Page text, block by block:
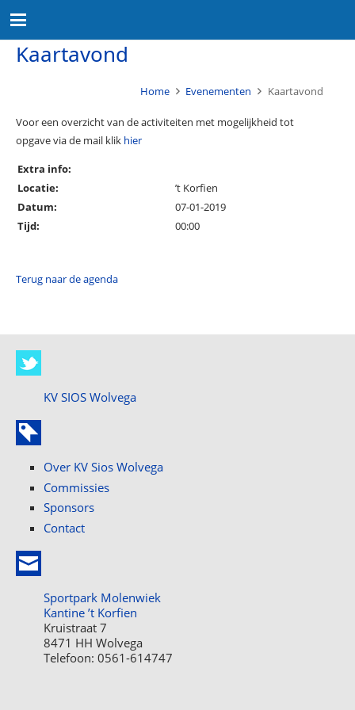
Kaartavond
Home Evenementen Kaartavond
Voor een overzicht van de activiteiten met mogelijkheid tot
opgave via de mail klik hier
Extra info:
Locatie:
’t Korfien
Datum:
07-01-2019
Tijd:
00:00
Terug naar de agenda
KV SIOS Wolvega
Over KV Sios Wolvega
Commissies
Sponsors
Contact
Sportpark Molenwiek
Kantine ’t Korfien
Kruistraat 7
8471 HH Wolvega
Telefoon: 0561-614747